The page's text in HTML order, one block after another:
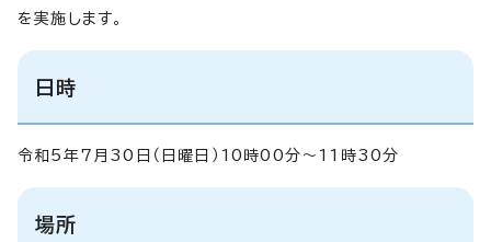
を実施します。
日時
令和5年7月30日（日曜日）10時00分～11時30分
場所